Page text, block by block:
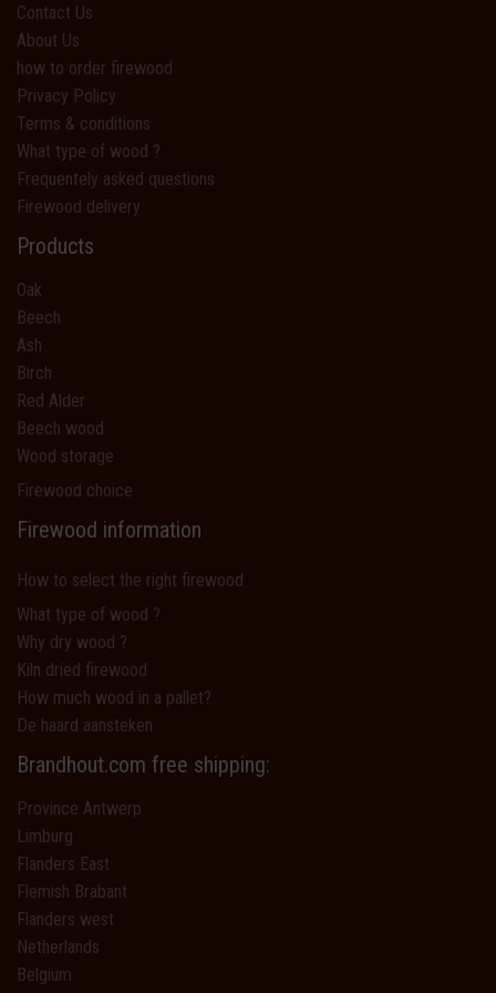
Contact Us
About Us
how to order firewood
Privacy Policy
Terms & conditions
What type of wood ?
Frequentely asked questions
Firewood delivery
Products
Oak
Beech
Ash
Birch
Red Alder
Beech wood
Wood storage
Firewood choice
Firewood information
How to select the right firewood
What type of wood ?
Why dry wood ?
Kiln dried firewood
How much wood in a pallet?
De haard aansteken
Brandhout.com free shipping:
Province Antwerp
Limburg
Flanders East
Flemish Brabant
Flanders west
Netherlands
Belgium